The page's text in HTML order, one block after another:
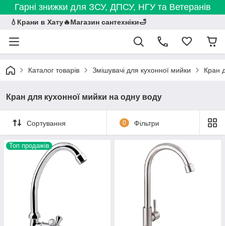
Гарні знижки для ЗСУ, ДПСУ, НГУ та Ветеранів
💧Крани в Хату🔥Магазин сантехніки🛁
Каталог товарів Змішувачі для кухонної мийки Кран
Кран для кухонної мийки на одну воду
Сортування 0 Фільтри
Топ продажів